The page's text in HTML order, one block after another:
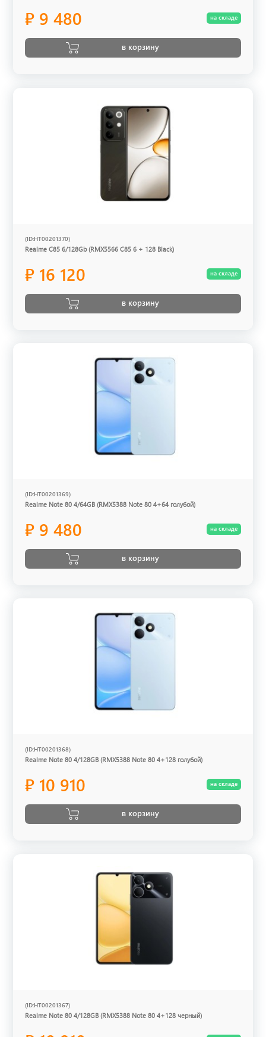
₽ 9 480 на складе
в корзину
(ID:HT00201370)
Realme C85 6/128Gb (RMX5566 C85 6 + 128 Black)
₽ 16 120 на складе
в корзину
(ID:HT00201369)
Realme Note 80 4/64GB (RMX5388 Note 80 4+64 голубой)
₽ 9 480 на складе
в корзину
(ID:HT00201368)
Realme Note 80 4/128GB (RMX5388 Note 80 4+128 голубой)
₽ 10 910 на складе
в корзину
(ID:HT00201367)
Realme Note 80 4/128GB (RMX5388 Note 80 4+128 черный)